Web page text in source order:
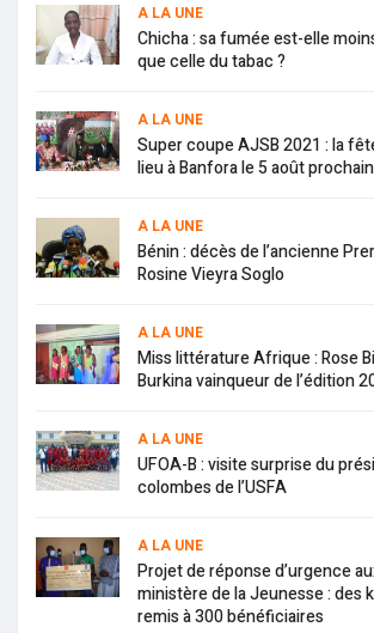
A LA UNE
Chicha : sa fumée est-elle
que celle du tabac ?
A LA UNE
Super coupe AJSB 2021 : la
lieu à Banfora le 5 août prochain
A LA UNE
Bénin : décès de l’ancienne
Rosine Vieyra Soglo
A LA UNE
Miss littérature Afrique : Rose
Burkina vainqueur de l’édition
A LA UNE
UFOA-B : visite surprise du
colombes de l’USFA
A LA UNE
Projet de réponse d’urgence
ministère de la Jeunesse : des
remis à 300 bénéficiaires